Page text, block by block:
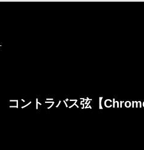
コントラバス弦【